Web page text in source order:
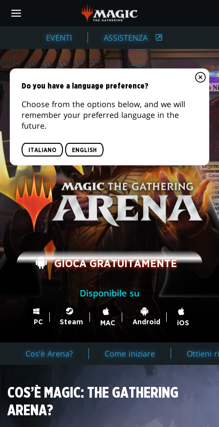
GIOCARE
SU
MTG
ARENA
EVENTI ASSISTENZA
GIOCA GRATUITAMENTE
Disponibile su
PC Steam MAC Android iOS
Cos’è Arena? Come iniziare Ottieni
COS’È MAGIC: THE GATHERING
ARENA?
Do you have a language preference?
Choose from the options below, and we will
remember your preferred language in the
future.
ITALIANO ENGLISH